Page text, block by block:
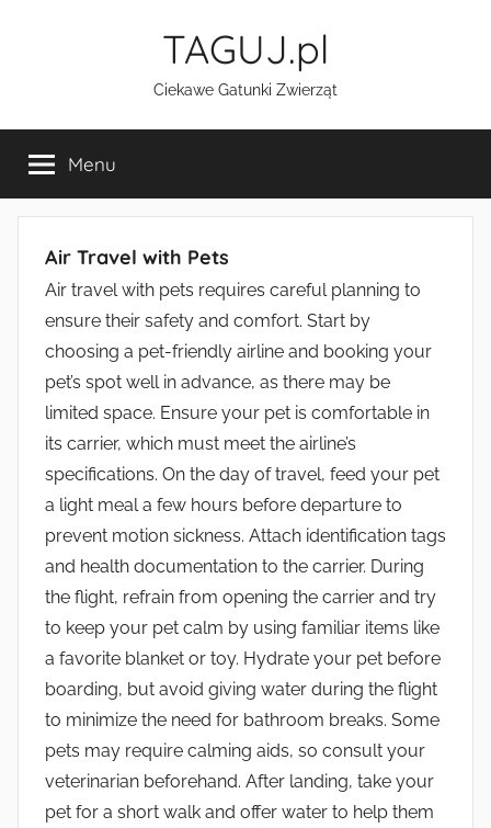
TAGUJ.pl
Ciekawe Gatunki Zwierząt
Menu
Air Travel with Pets
Air travel with pets requires careful planning to
ensure their safety and comfort. Start by
choosing a pet-friendly airline and booking your
pet’s spot well in advance, as there may be
limited space. Ensure your pet is comfortable in
its carrier, which must meet the airline’s
specifications. On the day of travel, feed your pet
a light meal a few hours before departure to
prevent motion sickness. Attach identification tags
and health documentation to the carrier. During
the flight, refrain from opening the carrier and try
to keep your pet calm by using familiar items like
a favorite blanket or toy. Hydrate your pet before
boarding, but avoid giving water during the flight
to minimize the need for bathroom breaks. Some
pets may require calming aids, so consult your
veterinarian beforehand. After landing, take your
pet for a short walk and offer water to help them